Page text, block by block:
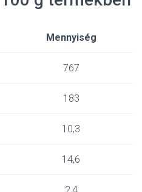
Mennyiség
767
183
10,3
14,6